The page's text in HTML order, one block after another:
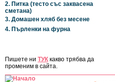
2. Питка (тесто със заквасена
сметана)
3. Домашен хляб без месене
4. Пърленки на фурна
Пишете ни ТУК какво трябва да
променим в сайта.